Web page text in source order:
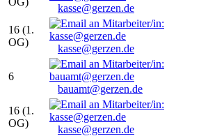
kasse@gerzen.de
16 (1.
OG)
kasse@gerzen.de
6
bauamt@gerzen.de
16 (1.
OG)
kasse@gerzen.de